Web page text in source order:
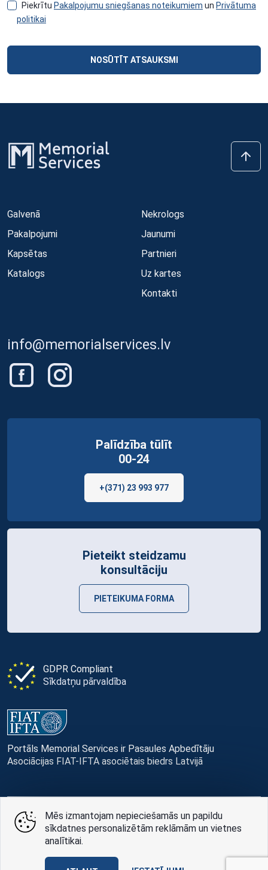
Piekrītu Pakalpojumu sniegšanas noteikumiem un Privātuma
politikai
NOSŪTĪT ATSAUKSMI
Galvenā
Pakalpojumi
Kapsētas
Katalogs
Nekrologs
Jaunumi
Partnieri
Uz kartes
Kontakti
info@memorialservices.lv
GDPR Compliant
Sīkdatņu pārvaldība
Portāls Memorial Services ir Pasaules Apbedītāju
Asociācijas FIAT-IFTA asociētais biedrs Latvijā
Palīdzība tūlīt
00-24
+(371) 23 993 977
Pieteikt steidzamu
konsultāciju
PIETEIKUMA FORMA
© Memorial Services, 2016 — 2026 pr3-g
Privātuma politikai
AABB TEAM
Mēs izmantojam nepieciešamās un papildu
sīkdatnes personalizētām reklāmām un vietnes
analītikai.